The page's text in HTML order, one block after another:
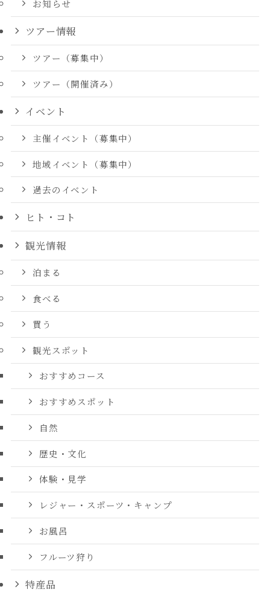
お知らせ
ツアー情報
ツアー（募集中）
ツアー（開催済み）
イベント
主催イベント（募集中）
地域イベント（募集中）
過去のイベント
ヒト・コト
観光情報
泊まる
食べる
買う
観光スポット
おすすめコース
おすすめスポット
自然
歴史・文化
体験・見学
レジャー・スポーツ・キャンプ
お風呂
フルーツ狩り
特産品